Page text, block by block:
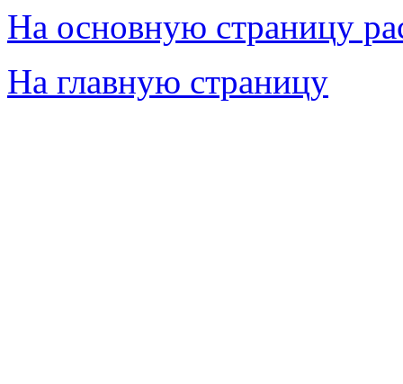
На основную страницу
На главную страницу